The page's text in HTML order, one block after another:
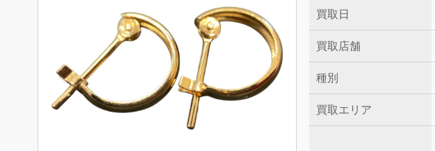
買取日
買取店舗
種別
買取エリア